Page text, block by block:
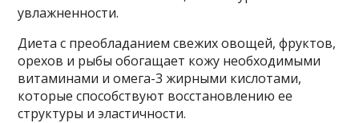
увлажненности.
Диета с преобладанием свежих овощей, фруктов,
орехов и рыбы обогащает кожу необходимыми
витаминами и омега-3 жирными кислотами,
которые способствуют восстановлению ее
структуры и эластичности.